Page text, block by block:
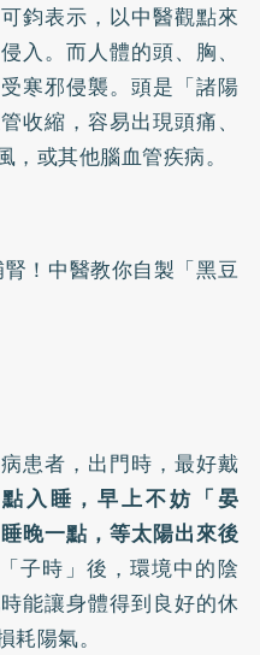
鈞表示，以中醫觀點來
入。而人體的頭、胸、
寒邪侵襲。頭是「諸陽
收縮，容易出現頭痛、
或其他腦血管疾病。
！中醫教你自製「黑豆
患者，出門時，最好戴
入睡，早上不妨「晏
晚一點，等太陽出來後
子時」後，環境中的陰
能讓身體得到良好的休
陽氣。